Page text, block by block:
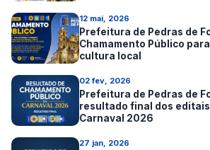
12 mai, 2026
Prefeitura de Pedras de
Chamamento Público
cultura local
02 fev, 2026
Prefeitura de Pedras de
resultado final dos
Carnaval 2026
27 jan, 2026